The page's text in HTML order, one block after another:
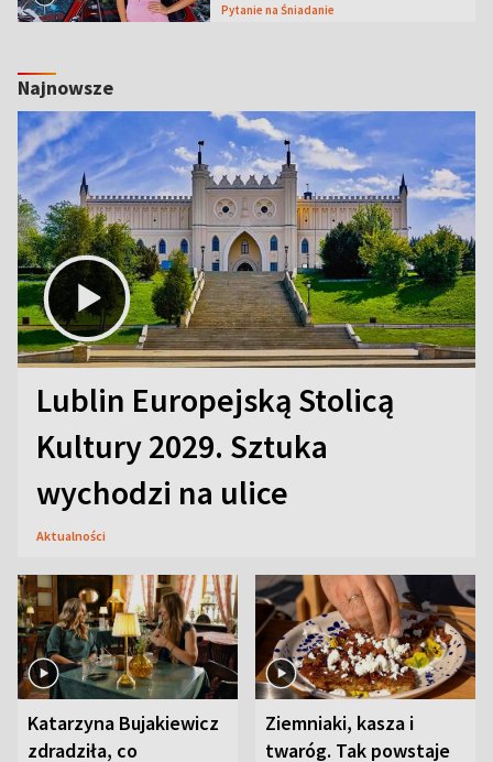
Pytanie na Śniadanie
Najnowsze
Lublin Europejską Stolicą
Kultury 2029. Sztuka
wychodzi na ulice
Aktualności
Katarzyna Bujakiewicz
zdradziła, co
Ziemniaki, kasza i
twaróg. Tak powstaje